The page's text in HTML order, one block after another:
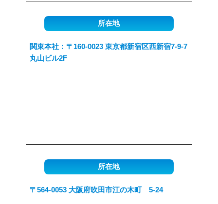
所在地
関東本社：〒160-0023 東京都新宿区西新宿7-9-7
丸山ビル2F
所在地
〒564-0053 大阪府吹田市江の木町 5-24